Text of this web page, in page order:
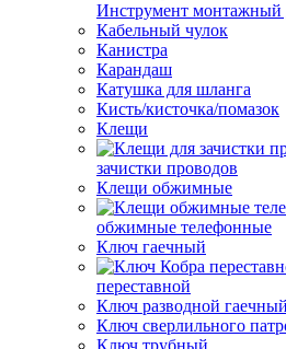
Инструмент монтажный
Кабельный чулок
Канистра
Карандаш
Катушка для шланга
Кисть/кисточка/помазок
Клещи
зачистки проводов
Клещи обжимные
обжимные телефонные
Ключ гаечный
переставной
Ключ разводной гаечный
Ключ сверлильного
Ключ трубный